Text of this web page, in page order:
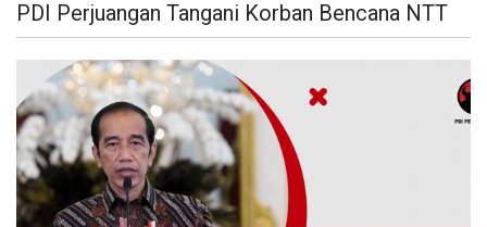
PDI Perjuangan Tangani Korban Bencana NTT